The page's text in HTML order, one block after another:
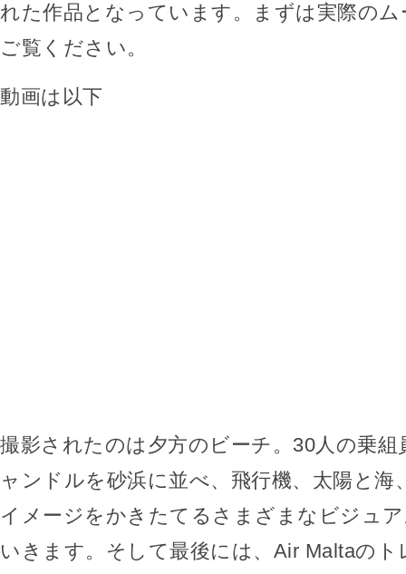
れた作品となっています。まずは実際の
ご覧ください。
動画は以下
撮影されたのは夕方のビーチ。30人の乗組
ャンドルを砂浜に並べ、飛行機、太陽と海
イメージをかきたてるさまざまなビジュ
いきます。そして最後には、Air Maltaの